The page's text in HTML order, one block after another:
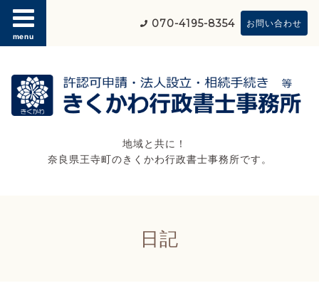
menu
070-4195-8354 お問い合わせ
地域と共に！
奈良県王寺町のきくかわ行政書士事務所です。
日記